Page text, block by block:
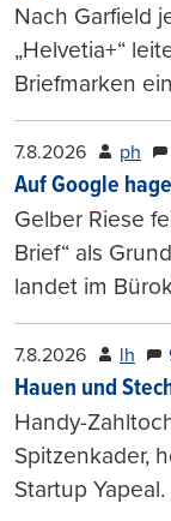
Nach Garfield
„Helvetia+“
Briefmarken
7.8.2026 ph
Auf Google
Gelber Riese
Brief“ als
landet im
7.8.2026 lh
Hauen und
Handy-
Spitzenkader,
Startup